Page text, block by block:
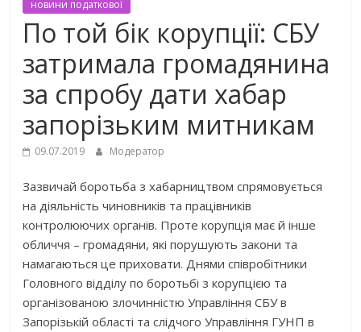
новини податкової
По той бік корупції: СБУ
затримала громадянина
за спробу дати хабар
запорізьким митникам
09.07.2019 Модератор
Зазвичай боротьба з хабарництвом спрямовується
на діяльність чиновників та працівників
контролюючих органів. Проте корупція має й інше
обличчя – громадяни, які порушують закони та
намагаються це приховати. Днями співробітники
Головного відділу по боротьбі з корупцією та
організованою злочинністю Управління СБУ в
Запорізькій області та слідчого Управління ГУНП в